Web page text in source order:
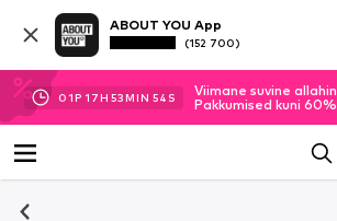
ABOUT YOU App
(152 700)
01P 17H 53MIN 53 S
Viimane suvine
Pakkumised kuni